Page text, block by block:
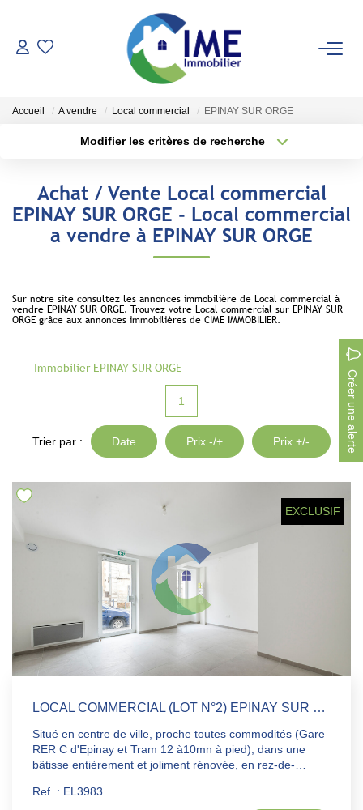
ACHETER
Faire Gérer
Conciergerie
Notre Équipe
Parrainage
Nous Rejoindre
Avis Clients
CONTACT
EXTRANET
Accueil A vendre Local commercial EPINAY SUR ORGE
Modifier les critères de recherche
Sélectionnez...
Type de bien
Surface min
Achat / Vente Local commercial
EPINAY SUR ORGE - Local commercial
a vendre à EPINAY SUR ORGE
Sur notre site consultez les annonces immobilière de Local commercial à
vendre EPINAY SUR ORGE. Trouvez votre Local commercial sur EPINAY SUR
ORGE grâce aux annonces immobilières de CIME IMMOBILIER.
Immobilier EPINAY SUR ORGE
Créer une alerte
1
Trier par : Date Prix -/+ Prix +/-
EXCLUSIF
LOCAL COMMERCIAL (LOT N°2) EPINAY SUR ORGE 25 M2
Situé en centre de ville, proche toutes commodités (Gare
RER C d'Epinay et Tram 12 à10mn à pied), dans une
bâtisse entièrement et joliment rénovée, en rez-de-
Carrez) de 25m², comprenant : Une pièce principale et un
Ref. : EL3983